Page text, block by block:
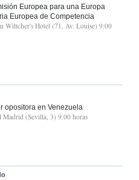
Europea para una Europa
Europea de Competencia
Wiltcher's Hotel (71, Av. Louise) 9:00
opositora en Venezuela
Madrid (Sevilla, 3) 9.00 horas